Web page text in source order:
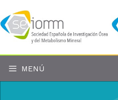
al
contenido
MENÚ